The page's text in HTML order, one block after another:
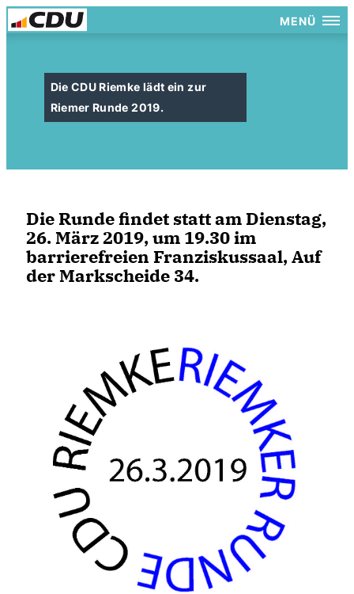
MENÜ
Die CDU Riemke lädt ein zur
Riemer Runde 2019.
Die Runde findet statt am Dienstag,
26. März 2019, um 19.30 im
barrierefreien Franziskussaal, Auf
der Markscheide 34.